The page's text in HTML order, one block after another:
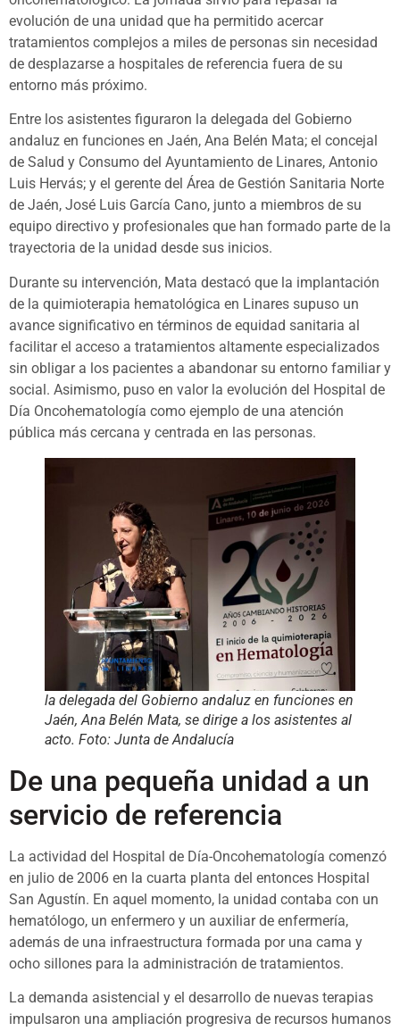
evolución de una unidad que ha permitido acercar
tratamientos complejos a miles de personas sin necesidad
de desplazarse a hospitales de referencia fuera de su
entorno más próximo.
Entre los asistentes figuraron la delegada del Gobierno
andaluz en funciones en Jaén, Ana Belén Mata; el concejal
de Salud y Consumo del Ayuntamiento de Linares, Antonio
Luis Hervás; y el gerente del Área de Gestión Sanitaria Norte
de Jaén, José Luis García Cano, junto a miembros de su
equipo directivo y profesionales que han formado parte de la
trayectoria de la unidad desde sus inicios.
Durante su intervención, Mata destacó que la implantación
de la quimioterapia hematológica en Linares supuso un
avance significativo en términos de equidad sanitaria al
facilitar el acceso a tratamientos altamente especializados
sin obligar a los pacientes a abandonar su entorno familiar y
social. Asimismo, puso en valor la evolución del Hospital de
Día Oncohematología como ejemplo de una atención
pública más cercana y centrada en las personas.
la delegada del Gobierno andaluz en funciones en
Jaén, Ana Belén Mata, se dirige a los asistentes al
acto. Foto: Junta de Andalucía
De una pequeña unidad a un
servicio de referencia
La actividad del Hospital de Día-Oncohematología comenzó
en julio de 2006 en la cuarta planta del entonces Hospital
San Agustín. En aquel momento, la unidad contaba con un
hematólogo, un enfermero y un auxiliar de enfermería,
además de una infraestructura formada por una cama y
ocho sillones para la administración de tratamientos.
La demanda asistencial y el desarrollo de nuevas terapias
impulsaron una ampliación progresiva de recursos humanos